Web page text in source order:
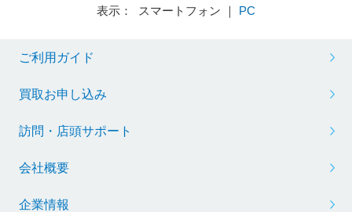
表示： スマートフォン ｜ PC
ご利用ガイド
買取お申し込み
訪問・店頭サポート
会社概要
企業情報